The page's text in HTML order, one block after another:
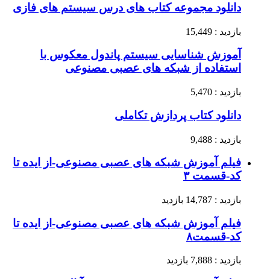
دانلود مجموعه کتاب های درس سیستم های فازی
بازدید : 15,449
آموزش شناسایی سیستم پاندول معکوس با
استفاده از شبکه های عصبی مصنوعی
بازدید : 5,470
دانلود کتاب پردازش تکاملی
بازدید : 9,488
فیلم آموزش شبکه های عصبی مصنوعی-از ایده تا
کد-قسمت ۳
بازدید : 14,787 بازدید
فیلم آموزش شبکه های عصبی مصنوعی-از ایده تا
کد-قسمت۸
بازدید : 7,888 بازدید